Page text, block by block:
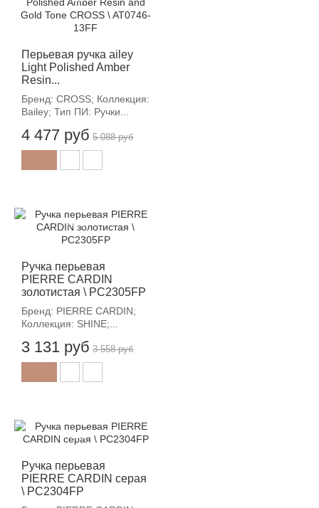
Перьевая ручка ailey
Light Polished Amber
Resin...
Бренд: CROSS; Коллекция:
Bailey; Тип ПИ: Ручки...
4 477 руб 5 088 руб
Ручка перьевая
PIERRE CARDIN
золотистая \ PC2305FP
Бренд: PIERRE CARDIN;
Коллекция: SHINE;...
3 131 руб
-12%
3 558 руб
Ручка перьевая
PIERRE CARDIN серая
\ PC2304FP
-12%